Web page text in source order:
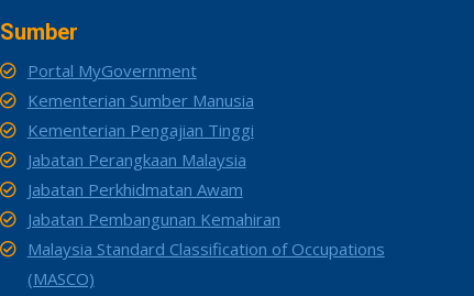
Sumber
Portal MyGovernment
Kementerian Sumber Manusia
Kementerian Pengajian Tinggi
Jabatan Perangkaan Malaysia
Jabatan Perkhidmatan Awam
Jabatan Pembangunan Kemahiran
Malaysia Standard Classification of Occupations
(MASCO)